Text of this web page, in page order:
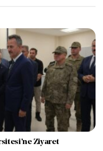
Ziyaret